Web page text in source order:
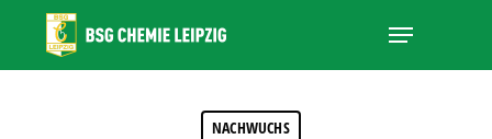
main
Menu
NACHWUCHS
Close